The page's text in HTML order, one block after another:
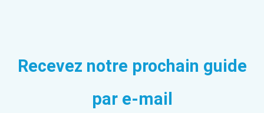
Recevez notre prochain guide
par e-mail